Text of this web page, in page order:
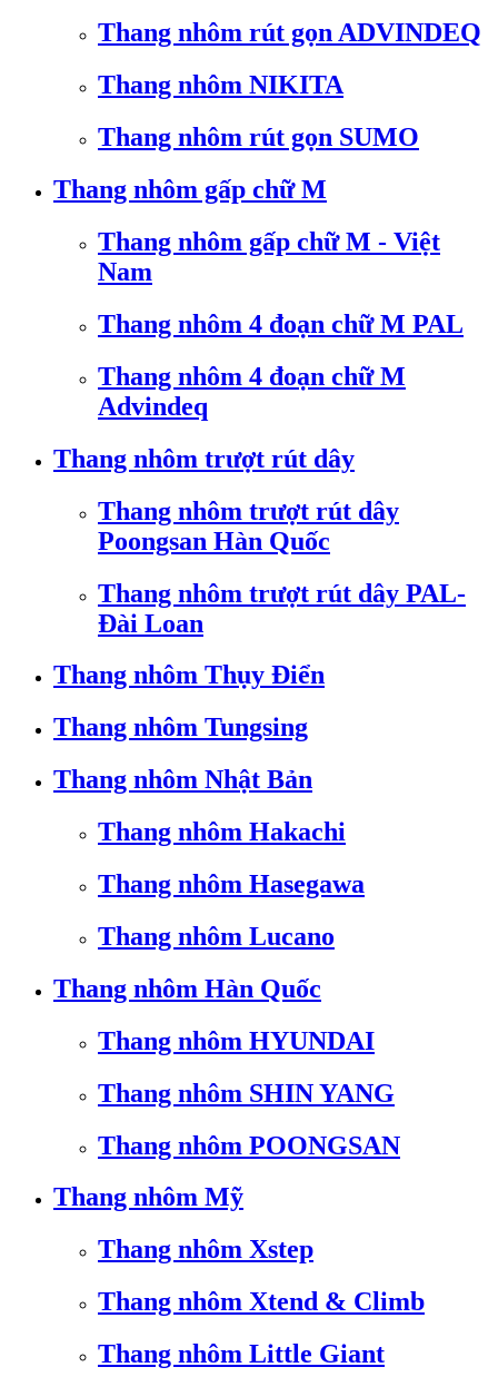
Thang nhôm rút gọn ADVINDEQ
Thang nhôm NIKITA
Thang nhôm rút gọn SUMO
Thang nhôm gấp chữ M
Thang nhôm gấp chữ M - Việt
Nam
Thang nhôm 4 đoạn chữ M PAL
Thang nhôm 4 đoạn chữ M
Advindeq
Thang nhôm trượt rút dây
Thang nhôm trượt rút dây
Poongsan Hàn Quốc
Thang nhôm trượt rút dây PAL-
Đài Loan
Thang nhôm Thụy Điển
Thang nhôm Tungsing
Thang nhôm Nhật Bản
Thang nhôm Hakachi
Thang nhôm Hasegawa
Thang nhôm Lucano
Thang nhôm Hàn Quốc
Thang nhôm HYUNDAI
Thang nhôm SHIN YANG
Thang nhôm POONGSAN
Thang nhôm Mỹ
Thang nhôm Xstep
Thang nhôm Xtend & Climb
Thang nhôm Little Giant